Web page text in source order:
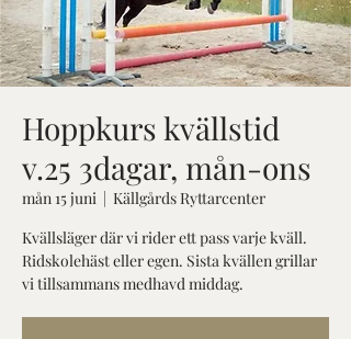
Hoppkurs kvällstid
v.25 3dagar, mån-ons
mån 15 juni
  |
Källgårds Ryttarcenter
Kvällsläger där vi rider ett pass varje kväll.
Ridskolehäst eller egen. Sista kvällen grillar